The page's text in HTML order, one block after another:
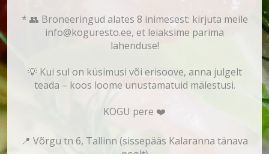
* 👥 Broneeringud alates 8 inimesest: kirjuta meile
info@koguresto.ee, et leiaksime parima
lahenduse!
💡 Kui sul on küsimusi või erisoove, anna julgelt
teada – koos loome unustamatuid mälestusi.
KOGU pere ❤️
📍 Võrgu tn 6, Tallinn (sissepääs Kalaranna tänava